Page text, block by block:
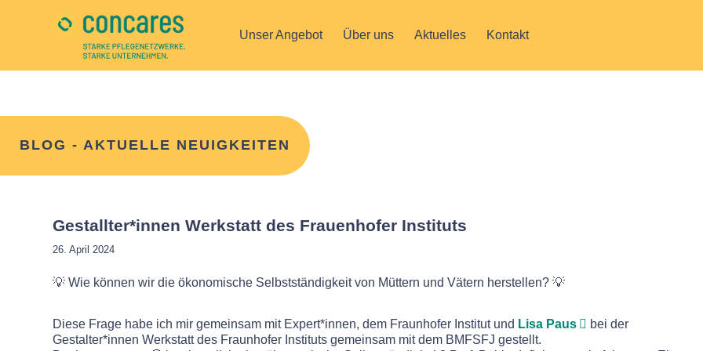
Unser Angebot Über uns Aktuelles Kontakt
BLOG - AKTUELLE NEUIGKEITEN
Gestallter*innen Werkstatt des Frauenhofer Instituts
26. April 2024
💡 Wie können wir die ökonomische Selbstständigkeit von Müttern und Vätern herstellen? 💡
Diese Frage habe ich mir gemeinsam mit Expert*innen, dem Fraunhofer Institut und Lisa Paus
bei der
Gestalter*innen Werkstatt des Fraunhofer Instituts gemeinsam mit dem BMFSFJ gestellt.